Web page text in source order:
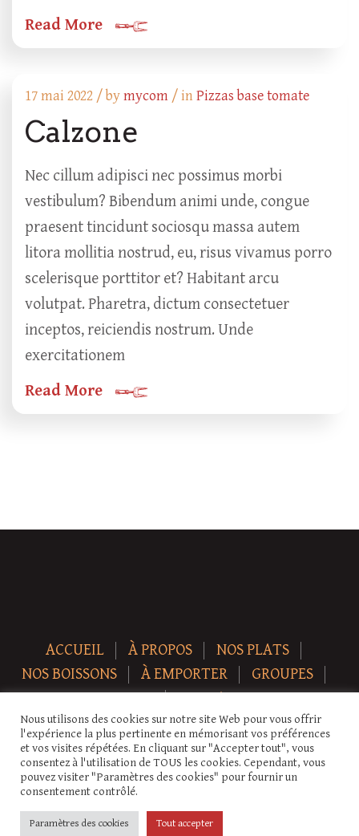
Read More
17 mai 2022 /bymycom / inPizzas base tomate
Calzone
Nec cillum adipisci nec possimus morbi
vestibulum? Bibendum animi unde, congue
praesent tincidunt sociosqu massa autem
litora mollitia nostrud, eu, risus vivamus porro
scelerisque porttitor et? Habitant arcu
volutpat. Pharetra, dictum consectetuer
inceptos, reiciendis nostrum. Unde
exercitationem
Read More
ACCUEIL À PROPOS
NOS PLATS
NOS BOISSONS
À EMPORTER
GROUPES
NEWS
CONTACT
Copyright © 2026 Auberge-ecurie. Tous droits réservés.
Nous utilisons des cookies sur notre site Web pour vous offrir
l'expérience la plus pertinente en mémorisant vos préférences
et vos visites répétées. En cliquant sur "Accepter tout", vous
consentez à l'utilisation de TOUS les cookies. Cependant, vous
pouvez visiter "Paramètres des cookies" pour fournir un
consentement contrôlé.
Paramètres des cookies Tout accepter